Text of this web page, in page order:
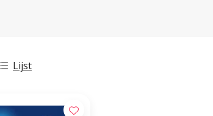
Lijst